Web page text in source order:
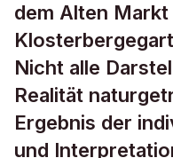
dem Alten Markt
Nicht alle
Realität
Ergebnis der
und